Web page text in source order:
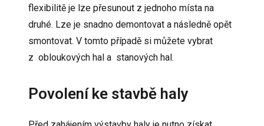
flexibilitě je lze přesunout z jednoho místa na
druhé. Lze je snadno demontovat a následně opět
smontovat. V tomto případě si můžete vybrat
z obloukových hal a stanových hal .
Povolení ke stavbě haly